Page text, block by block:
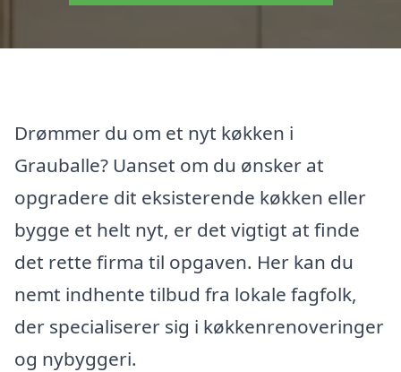
Drømmer du om et nyt køkken i
Grauballe? Uanset om du ønsker at
opgradere dit eksisterende køkken eller
bygge et helt nyt, er det vigtigt at finde
det rette firma til opgaven. Her kan du
nemt indhente tilbud fra lokale fagfolk,
der specialiserer sig i køkkenrenoveringer
og nybyggeri.